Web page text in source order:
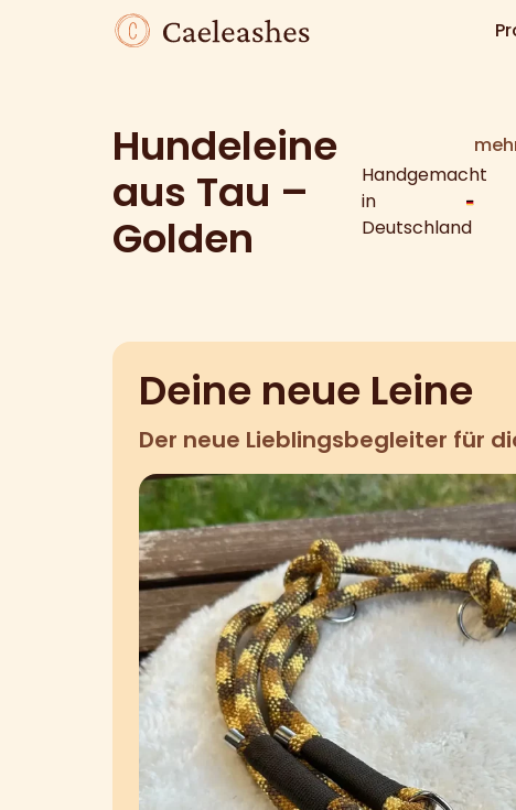
Hundeleine
aus Tau –
Golden
Handgemacht
in
Deutschland
Deine neue Leine
Der neue Lieblingsbegleiter für